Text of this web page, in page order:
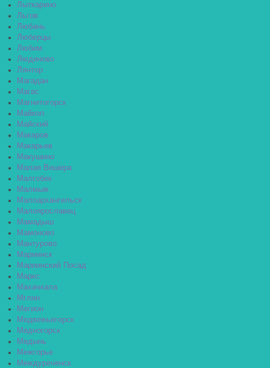
Лыткарино
Льгов
Любань
Люберцы
Любим
Людиново
Лянтор
Магадан
Магас
Магнитогорск
Майкоп
Майский
Макаров
Макарьев
Макушино
Малая Вишера
Малгобек
Малмыж
Малоархангельск
Малоярославец
Мамадыш
Мамоново
Мантурово
Мариинск
Мариинский Посад
Маркс
Махачкала
Мглин
Мегион
Медвежьегорск
Медногорск
Медынь
Межгорье
Междуреченск